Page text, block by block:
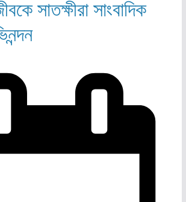
সাতক্ষীরা সাংবাদিক